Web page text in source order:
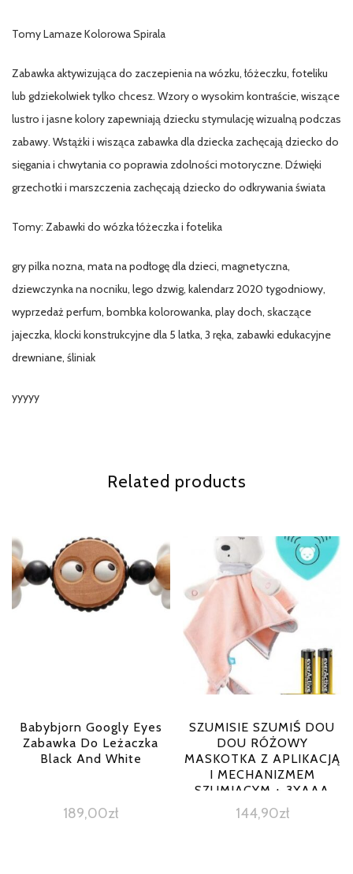
Tomy Lamaze Kolorowa Spirala
Zabawka aktywizująca do zaczepienia na wózku, łóżeczku, foteliku
lub gdziekolwiek tylko chcesz. Wzory o wysokim kontraście, wiszące
lustro i jasne kolory zapewniają dziecku stymulację wizualną podczas
zabawy. Wstążki i wisząca zabawka dla dziecka zachęcają dziecko do
sięgania i chwytania co poprawia zdolności motoryczne. Dźwięki
grzechotki i marszczenia zachęcają dziecko do odkrywania świata
Tomy: Zabawki do wózka łóżeczka i fotelika
gry pilka nozna, mata na podłogę dla dzieci, magnetyczna,
dziewczynka na nocniku, lego dzwig, kalendarz 2020 tygodniowy,
wyprzedaż perfum, bombka kolorowanka, play doch, skaczące
jajeczka, klocki konstrukcyjne dla 5 latka, 3 ręka, zabawki edukacyjne
drewniane, śliniak
yyyyy
Related products
Babybjorn Googly Eyes
Zabawka Do Leżaczka
Black And White
189,00zł
SZUMISIE SZUMIŚ DOU
DOU RÓŻOWY
MASKOTKA Z APLIKACJĄ
I MECHANIZMEM
SZUMIĄCYM + 3XAAA
144,90zł